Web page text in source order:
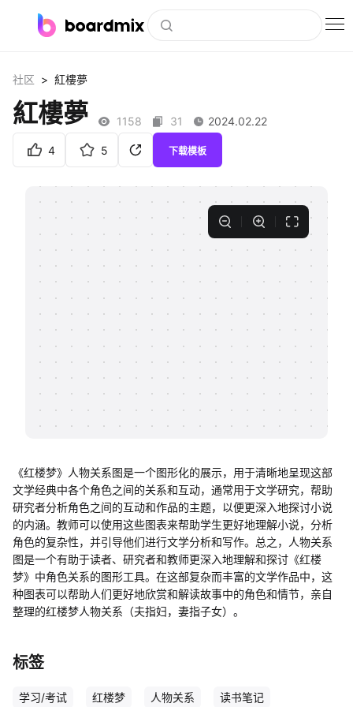
社区资源
私有化部署
客户案例
支持
社区 > 紅樓夢
紅樓夢 1158 31 2024.02.22
4 5 下载模板
《红楼梦》人物关系图是一个图形化的展示，用于清晰地呈现这部
文学经典中各个角色之间的关系和互动，通常用于文学研究，帮助
研究者分析角色之间的互动和作品的主题，以便更深入地探讨小说
的内涵。教师可以使用这些图表来帮助学生更好地理解小说，分析
角色的复杂性，并引导他们进行文学分析和写作。总之，人物关系
图是一个有助于读者、研究者和教师更深入地理解和探讨《红楼
梦》中角色关系的图形工具。在这部复杂而丰富的文学作品中，这
种图表可以帮助人们更好地欣赏和解读故事中的角色和情节，亲自
整理的红楼梦人物关系（夫指妇，妻指子女）。
标签
学习/考试 红楼梦 人物关系 读书笔记